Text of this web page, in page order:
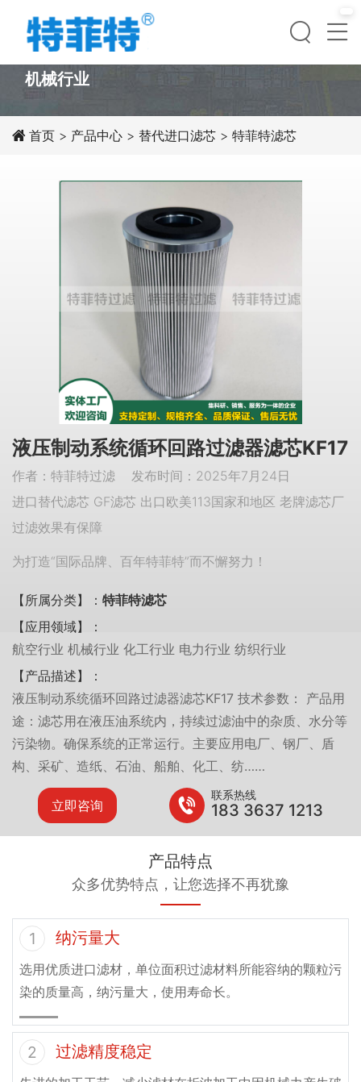
PRODUCT
机械行业
首页 > 产品中心 > 替代进口滤芯 > 特菲特滤芯
液压制动系统循环回路过滤器滤芯KF17
作者：特菲特过滤 发布时间：2025年7月24日
进口替代滤芯 GF滤芯 出口欧美113国家和地区 老牌滤芯厂
过滤效果有保障
为打造“国际品牌、百年特菲特”而不懈努力！
【所属分类】： 特菲特滤芯
【应用领域】：
航空行业 机械行业 化工行业 电力行业 纺织行业
【产品描述】：
液压制动系统循环回路过滤器滤芯KF17 技术参数： 产品用
途：滤芯用在液压油系统内，持续过滤油中的杂质、水分等
污染物。确保系统的正常运行。主要应用电厂、钢厂、盾
构、采矿、造纸、石油、船舶、化工、纺……
立即咨询
联系热线
183 3637 1213
产品特点
众多优势特点，让您选择不再犹豫
1 纳污量大
选用优质进口滤材，单位面积过滤材料所能容纳的颗粒污
染的质量高，纳污量大，使用寿命长。
2 过滤精度稳定